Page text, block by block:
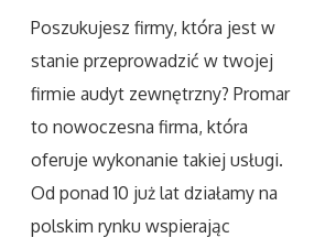
Podróże
Dietetyka, Odchudzanie
Poszukujesz firmy, która jest w
stanie przeprowadzić w twojej
firmie audyt zewnętrzny? Promar
to nowoczesna firma, która
oferuje wykonanie takiej usługi.
Od ponad 10 już lat działamy na
polskim rynku wspierając